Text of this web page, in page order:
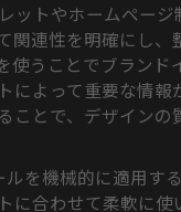
ットやホームページ
関連性を明確にし、
使うことでブランド
によって重要な情報
ことで、デザインの
を機械的に適用す
に合わせて柔軟に使